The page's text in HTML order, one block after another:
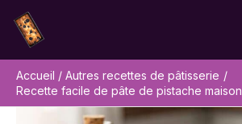
contenu
Accueil
Autres recettes de pâtisserie
Recette facile de pâte de pistache maison
Rechercher